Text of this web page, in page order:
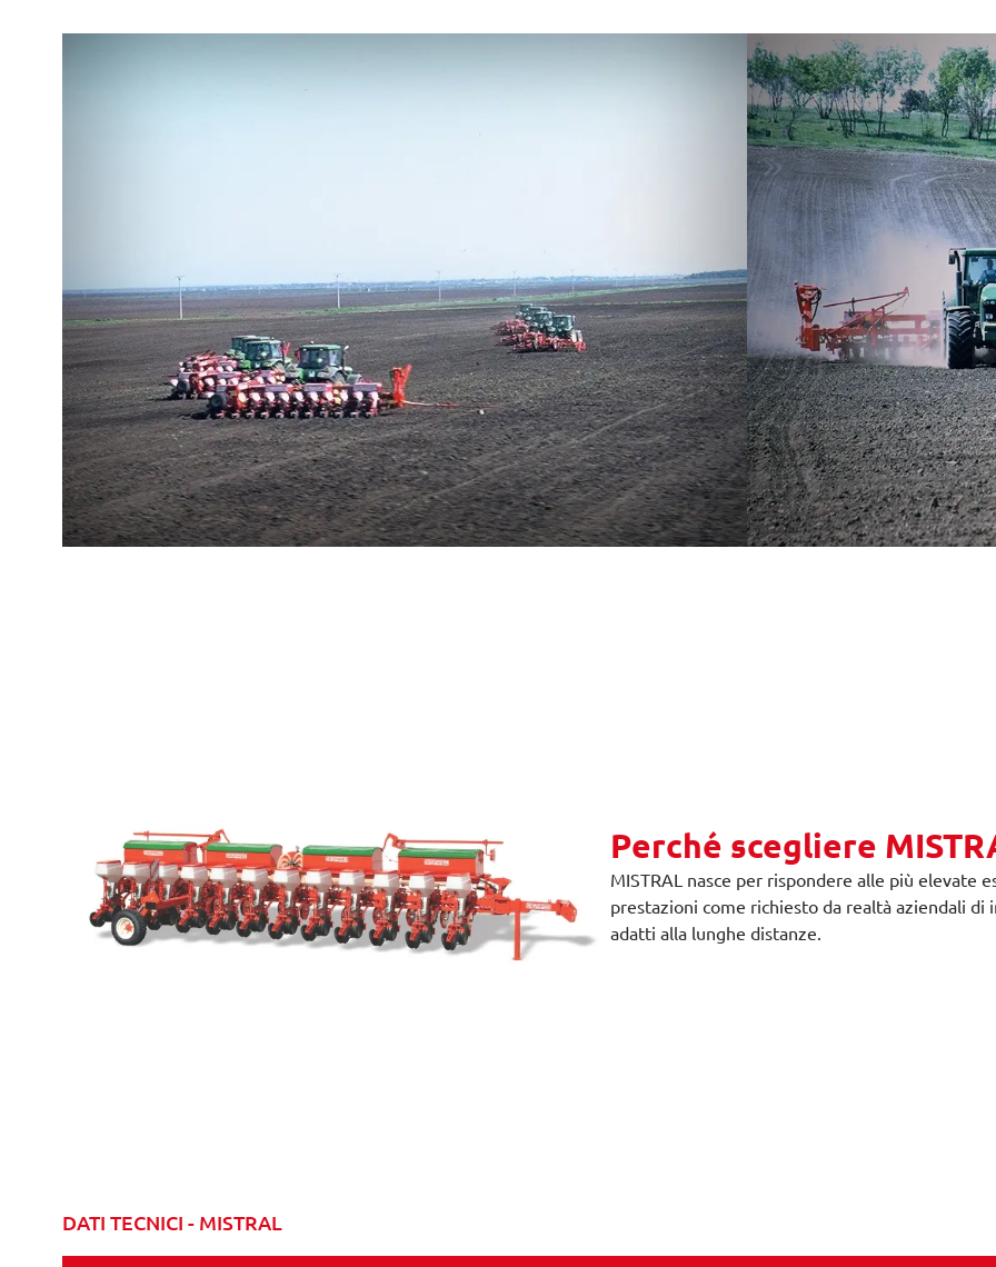
Perché scegliere
MISTRAL nasce per rispondere alle più elevate
prestazioni come richiesto da realtà aziendali
adatti alla lunghe distanze.
DATI TECNICI - MISTRAL